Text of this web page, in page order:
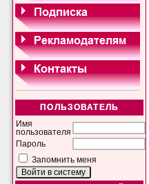
ПОЛЬЗОВАТЕЛЬ
Имя
пользователя
Пароль
Запомнить меня